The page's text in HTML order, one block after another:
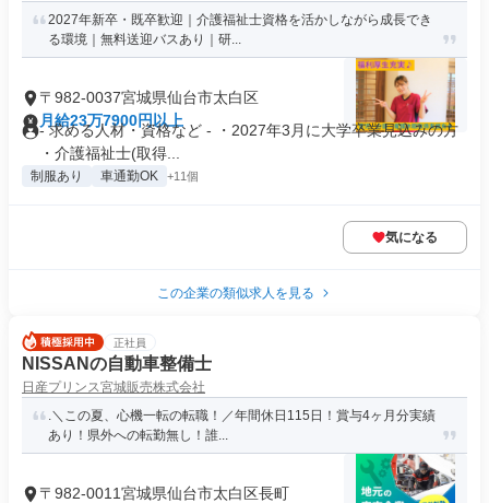
2027年新卒・既卒歓迎｜介護福祉士資格を活かしながら成長でき
る環境｜無料送迎バスあり｜研...
〒982-0037宮城県仙台市太白区
月給23万7900円以上
- 求める人材・資格など - ・2027年3月に大学卒業見込みの方
・介護福祉士(取得...
制服あり 車通勤OK +11個
気になる
この企業の類似求人を見る
正社員
NISSANの自動車整備士
日産プリンス宮城販売株式会社
.＼この夏、心機一転の転職！／年間休日115日！賞与4ヶ月分実績
あり！県外への転勤無し！誰...
〒982-0011宮城県仙台市太白区長町